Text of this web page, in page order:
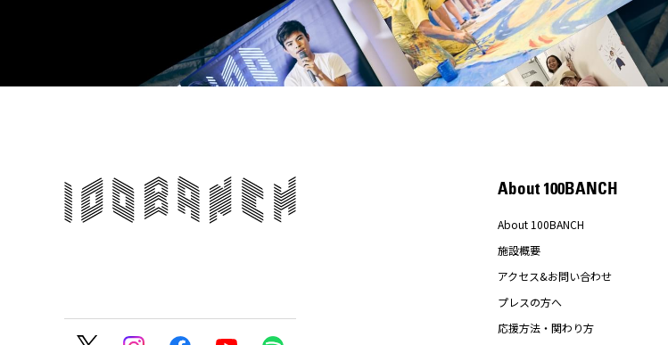
About 100BANCH
About 100BANCH
施設概要
アクセス&お問い合わせ
プレスの方へ
応援方法・関わり方